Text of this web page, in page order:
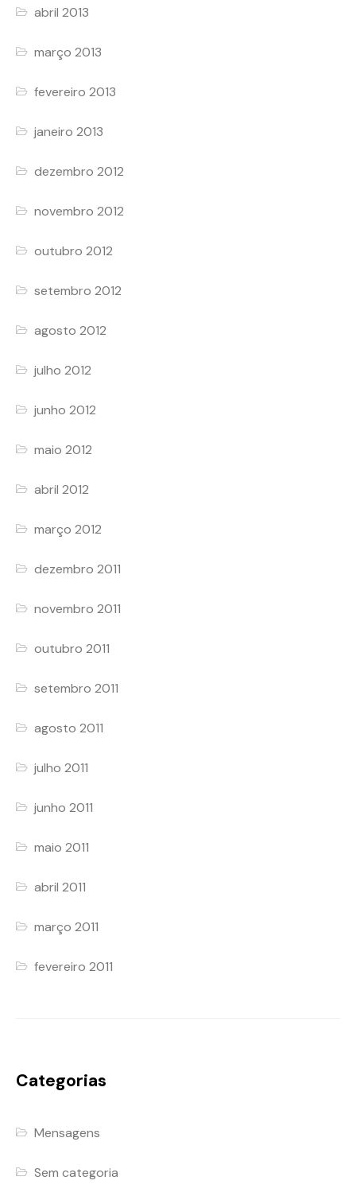
abril 2013
março 2013
fevereiro 2013
janeiro 2013
dezembro 2012
novembro 2012
outubro 2012
setembro 2012
agosto 2012
julho 2012
junho 2012
maio 2012
abril 2012
março 2012
dezembro 2011
novembro 2011
outubro 2011
setembro 2011
agosto 2011
julho 2011
junho 2011
maio 2011
abril 2011
março 2011
fevereiro 2011
Categorias
Mensagens
Sem categoria